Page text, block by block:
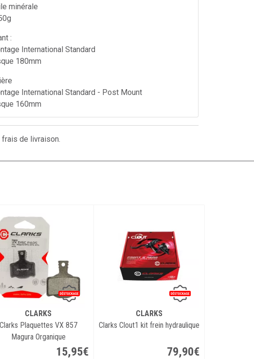
minérale
:
International Standard
180mm
International Standard - Post Mount
160mm
compatibles CLARKS: VX811/ VRX811/
EVRS811
de livraison.
CLARKS
Clarks Plaquettes VX 857
Magura Organique
15,95€
CLARKS
Clarks Clout1 kit frein hydraulique
79,90€